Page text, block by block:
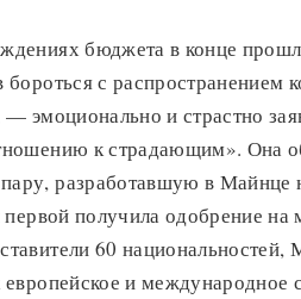
бюджета в конце
бороться с распространением
эмоционально и страстно
к страдающим». Она
разработавшую в
получила одобрение
60
и международное